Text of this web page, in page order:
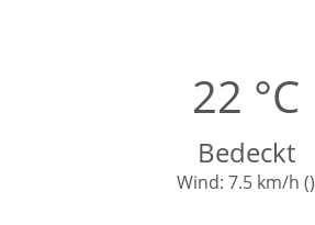
22 °C
Bedeckt
Wind: 7.5 km/h ()